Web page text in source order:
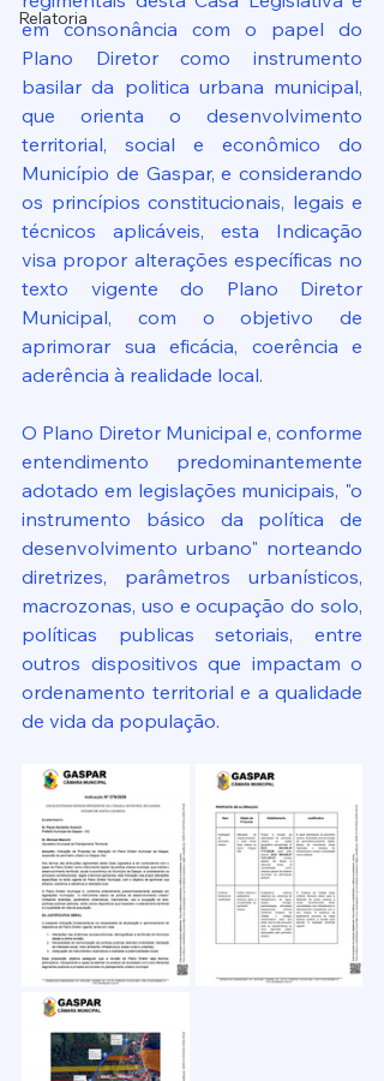
Relatoria
em consonância com o papel do
Plano Diretor como instrumento
basilar da politica urbana municipal,
que orienta o desenvolvimento
territorial, social e econômico do
Município de Gaspar, e considerando
os princípios constitucionais, legais e
técnicos aplicáveis, esta Indicação
visa propor alterações específicas no
texto vigente do Plano Diretor
Municipal, com o objetivo de
aprimorar sua eficácia, coerência e
aderência à realidade local.
O Plano Diretor Municipal e, conforme
entendimento predominantemente
adotado em legislações municipais, "o
instrumento básico da política de
desenvolvimento urbano" norteando
diretrizes, parâmetros urbanísticos,
macrozonas, uso e ocupação do solo,
políticas publicas setoriais, entre
outros dispositivos que impactam o
ordenamento territorial e a qualidade
de vida da população.